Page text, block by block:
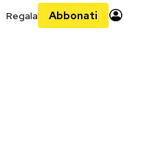
Regala Abbonati